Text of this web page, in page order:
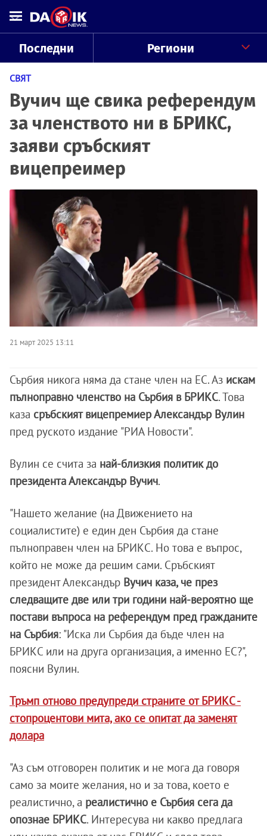
Последни Региони
СВЯТ
Вучич ще свика референдум
за членството ни в БРИКС,
заяви сръбският
вицепреимер
21 март 2025 13:11
Сърбия никога няма да стане член на ЕС. Аз искам
пълноправно членство на Сърбия в БРИКС. Това
каза сръбският вицепремиер Александър Вулин
пред руското издание "РИА Новости".
Вулин се счита за най-близкия политик до
президента Александър Вучич.
"Нашето желание (на Движението на
социалистите) е един ден Сърбия да стане
пълноправен член на БРИКС. Но това е въпрос,
който не може да решим сами. Сръбският
президент Александър Вучич каза, че през
следващите две или три години най-вероятно ще
постави въпроса на референдум пред гражданите
на Сърбия: "Иска ли Сърбия да бъде член на
БРИКС или на друга организация, а именно ЕС?",
поясни Вулин.
Тръмп отново предупреди страните от БРИКС -
стопроцентови мита, ако се опитат да заменят
долара
"Аз съм отговорен политик и не мога да говоря
само за моите желания, но и за това, което е
реалистично, а реалистично е Сърбия сега да
опознае БРИКС. Интересува ни какво предлага